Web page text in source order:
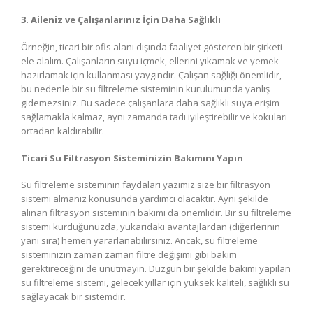
3. Aileniz ve Çalışanlarınız İçin Daha Sağlıklı
Örneğin, ticari bir ofis alanı dışında faaliyet gösteren bir şirketi
ele alalım. Çalışanların suyu içmek, ellerini yıkamak ve yemek
hazırlamak için kullanması yaygındır. Çalışan sağlığı önemlidir,
bu nedenle bir su filtreleme sisteminin kurulumunda yanlış
gidemezsiniz. Bu sadece çalışanlara daha sağlıklı suya erişim
sağlamakla kalmaz, aynı zamanda tadı iyileştirebilir ve kokuları
ortadan kaldırabilir.
Ticari Su Filtrasyon Sisteminizin Bakımını Yapın
Su filtreleme sisteminin faydaları yazımız size bir filtrasyon
sistemi almanız konusunda yardımcı olacaktır. Aynı şekilde
alınan filtrasyon sisteminin bakımı da önemlidir. Bir su filtreleme
sistemi kurduğunuzda, yukarıdaki avantajlardan (diğerlerinin
yanı sıra) hemen yararlanabilirsiniz. Ancak, su filtreleme
sisteminizin zaman zaman filtre değişimi gibi bakım
gerektireceğini de unutmayın. Düzgün bir şekilde bakımı yapılan
su filtreleme sistemi, gelecek yıllar için yüksek kaliteli, sağlıklı su
sağlayacak bir sistemdir.